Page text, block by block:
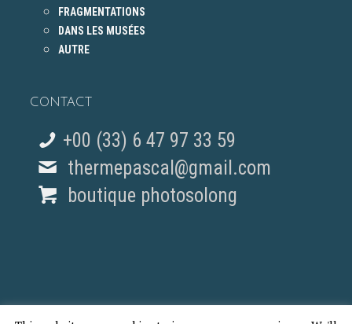
FRAGMENTATIONS
DANS LES MUSÉES
AUTRE
CONTACT
+00 (33) 6 47 97 33 59
thermepascal@gmail.com
boutique photosolong